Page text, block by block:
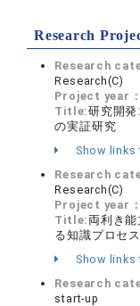
Research
Research
Research(C)
Project year
Title:研究開
の実証研究
Show
Research
Research(C)
Project year
Title:両利き
る知識プロセ
Show
Research
start-up